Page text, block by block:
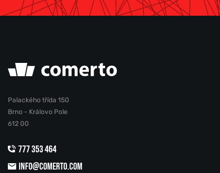
Palackého třída 150
Brno - Královo Pole
612 00
777 353 464
INFO@COMERTO.COM